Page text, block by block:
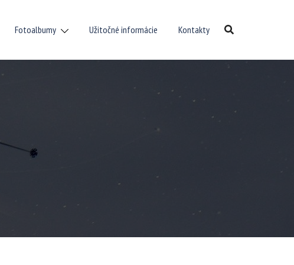
Fotoalbumy Užitočné informácie Kontakty